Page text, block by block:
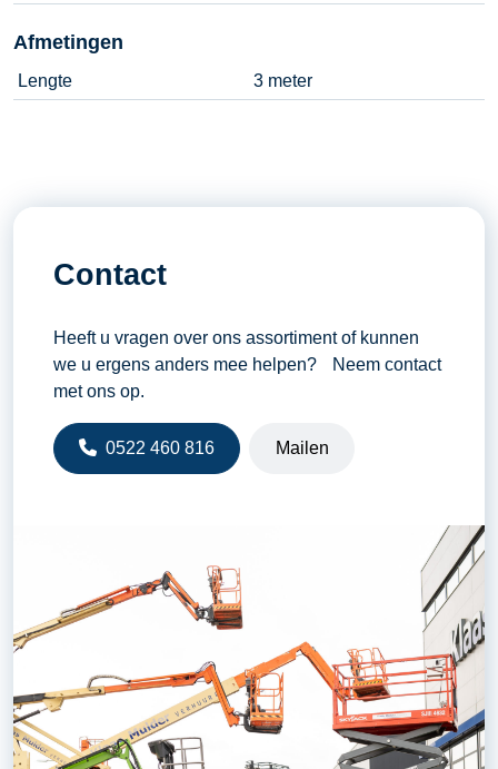
Afmetingen
Lengte 3 meter
Contact
Heeft u vragen over ons assortiment of kunnen
we u ergens anders mee helpen? Neem contact
met ons op.
0522 460 816 Mailen